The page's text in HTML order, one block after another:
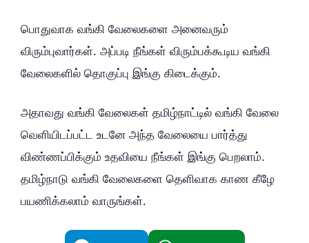
பொதுவாக வங்கி வேலைகளை அனைவரும்
விரும்புவார்கள். அப்படி நீங்கள் விரும்பக்கூடிய வங்கி
வேலைகளில் தொகுப்பு இங்கு கிடைக்கும்.
அதாவது வங்கி வேலைகள் தமிழ்நாட்டில் வங்கி வேலை
வெளியிடப்பட்ட உடனே அந்த வேலையை பார்த்து
விண்ணப்பிக்கும் உதவியை நீங்கள் இங்கு பெறலாம்.
தமிழ்நாடு வங்கி வேலைகளை தெளிவாக காண கீழே
பயணிக்கலாம் வாருங்கள்.